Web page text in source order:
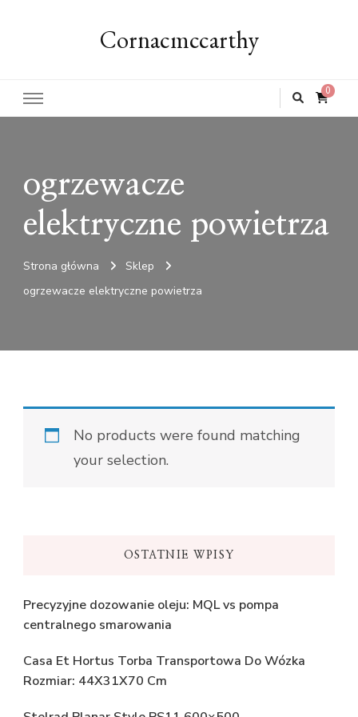
Cornacmccarthy
0
ogrzewacze
elektryczne powietrza
Strona główna
Sklep
ogrzewacze elektryczne powietrza
No products were found matching
your selection.
OSTATNIE WPISY
Precyzyjne dozowanie oleju: MQL vs pompa
centralnego smarowania
Casa Et Hortus Torba Transportowa Do Wózka
Rozmiar: 44X31X70 Cm